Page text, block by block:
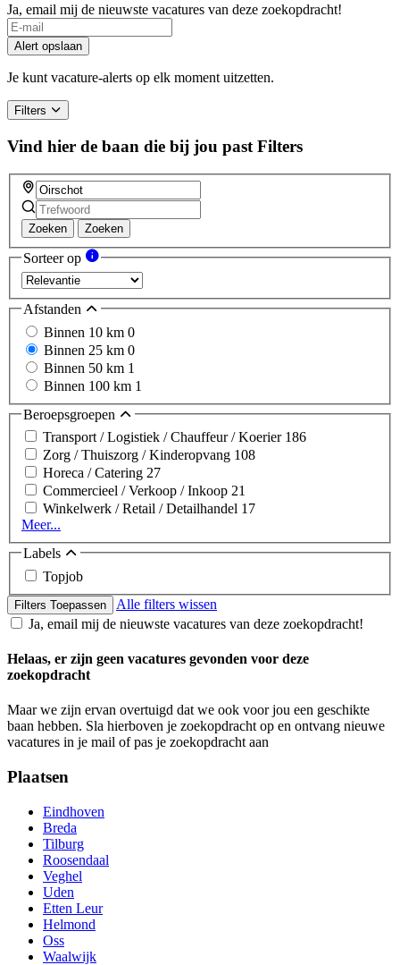
Ja, email mij de nieuwste vacatures van deze zoekopdracht!
Alert opslaan
Je kunt vacature-alerts op elk moment uitzetten.
Filters
Vind hier de baan die bij jou past Filters
Zoeken Zoeken
Sorteer op
Afstanden
Binnen 10 km 0
Binnen 25 km 0
Binnen 50 km 1
Binnen 100 km 1
Beroepsgroepen
Transport / Logistiek / Chauffeur / Koerier 186
Zorg / Thuiszorg / Kinderopvang 108
Horeca / Catering 27
Commercieel / Verkoop / Inkoop 21
Winkelwerk / Retail / Detailhandel 17
Meer...
Labels
Topjob
Filters Toepassen
Alle filters wissen
Ja, email mij de nieuwste vacatures van deze zoekopdracht!
Helaas, er zijn geen vacatures gevonden voor deze
zoekopdracht
Maar we zijn ervan overtuigd dat we ook voor jou een geschikte
baan hebben. Sla hierboven je zoekopdracht op en ontvang nieuwe
vacatures in je mail of pas je zoekopdracht aan
Plaatsen
Eindhoven
Breda
Tilburg
Roosendaal
Veghel
Uden
Etten Leur
Helmond
Oss
Waalwijk